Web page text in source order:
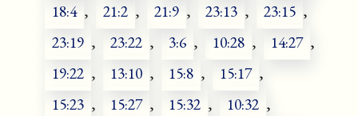
18:4 , 21:2 , 21:9 , 23:13 , 23:15 ,
23:19 , 23:22 , 3:6 , 10:28 , 14:27 ,
19:22 , 13:10 , 15:8 , 15:17 ,
15:23 , 15:27 , 15:32 , 10:32 ,